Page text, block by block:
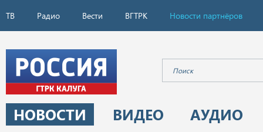
ТВ Радио Вести ВГТРК Новости партнёров
НОВОСТИ ВИДЕО
АУДИО